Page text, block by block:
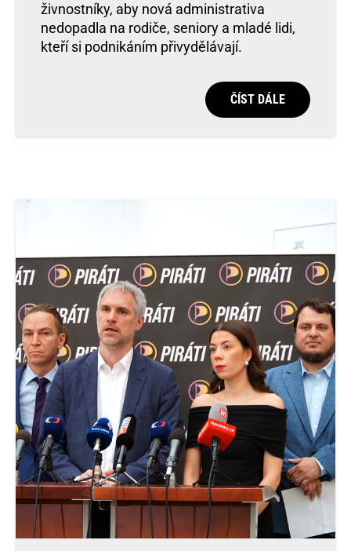
živnostníky, aby nová administrativa
nedopadla na rodiče, seniory a mladé lidi,
kteří si podnikáním přivydělávají.
ČÍST DÁLE